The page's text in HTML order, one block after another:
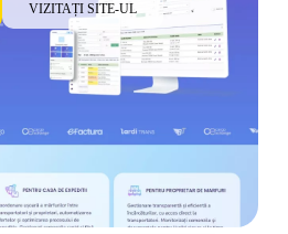
VIZITAȚI SITE-UL